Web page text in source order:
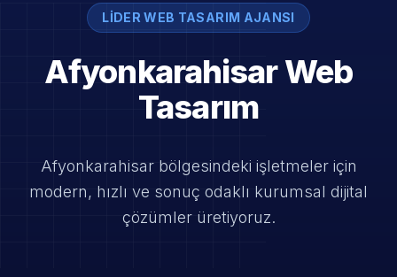
LIDER WEB TASARIM AJANSI
Afyonkarahisar Web
Tasarım
Afyonkarahisar bölgesindeki işletmeler için
modern, hızlı ve sonuç odaklı kurumsal dijital
çözümler üretiyoruz.